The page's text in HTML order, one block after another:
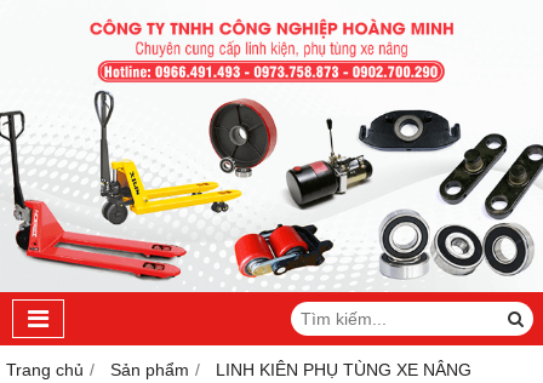
Trang chủ Sản phẩm
LINH KIÊN PHỤ TÙNG XE NÂNG